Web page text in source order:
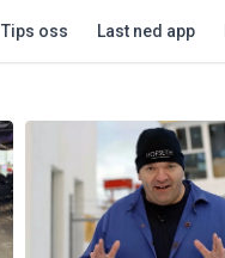
Tips oss Last ned app